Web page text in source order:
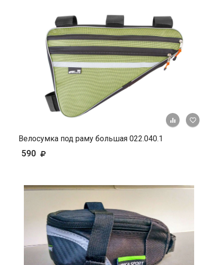
+ К
Велосумка под раму большая 022.040.1
590